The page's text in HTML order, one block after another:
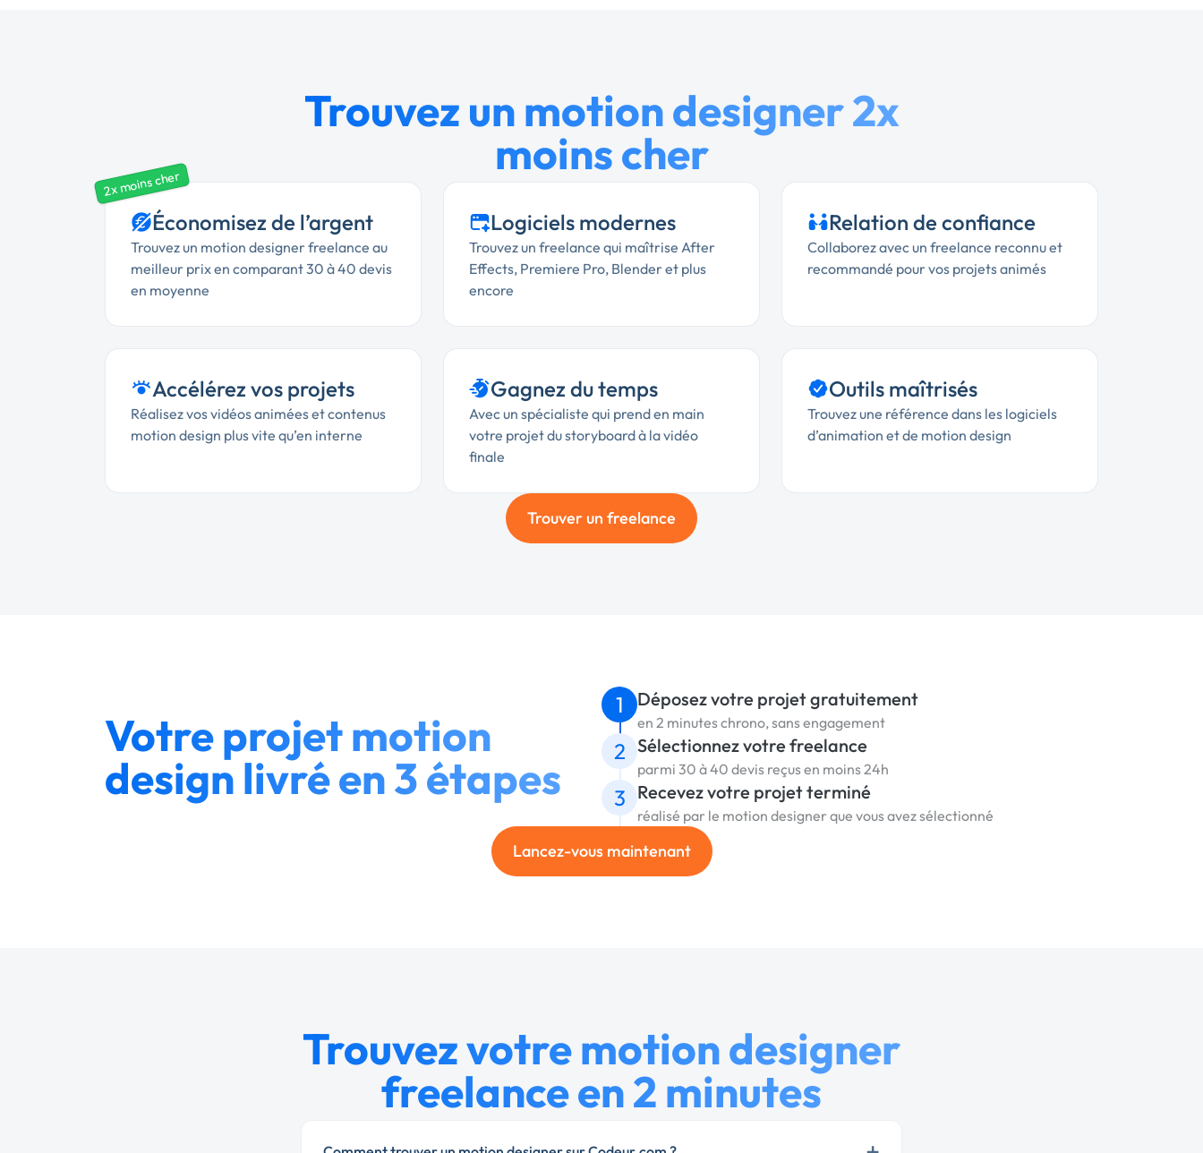
Trouvez un motion designer 2x
moins cher
2x moins cher
Économisez de l’argent
Trouvez un motion designer freelance au
meilleur prix en comparant 30 à 40 devis
en moyenne
Logiciels modernes
Trouvez un freelance qui maîtrise After
Effects, Premiere Pro, Blender et plus
encore
Relation de confiance
Collaborez avec un freelance reconnu et
recommandé pour vos projets animés
Accélérez vos projets
Réalisez vos vidéos animées et contenus
motion design plus vite qu’en interne
Gagnez du temps
Avec un spécialiste qui prend en main
votre projet du storyboard à la vidéo
finale
Outils maîtrisés
Trouvez une référence dans les logiciels
d’animation et de motion design
Trouver un freelance
Votre projet motion
design livré en 3 étapes
1 Déposez votre projet gratuitement
en 2 minutes chrono, sans engagement
2 Sélectionnez votre freelance
parmi 30 à 40 devis reçus en moins 24h
3 Recevez votre projet terminé
réalisé par le motion designer que vous avez sélectionné
Lancez-vous maintenant
Trouvez votre motion designer
freelance en 2 minutes